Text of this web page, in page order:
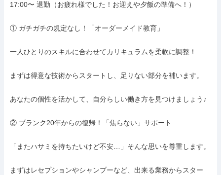
17:00〜 退勤（お疲れ様でした！お迎えや夕飯の準備へ！）
① ガチガチの規定なし！「オーダーメイド教育」
一人ひとりのスキルに合わせてカリキュラムを柔軟に調整！
まずは得意な技術からスタートし、足りない部分を補います。
あなたの個性を活かして、自分らしい働き方を見つけましょう♪
② ブランク20年からの復帰！「焦らない」サポート
「またハサミを持ちたいけど不安…」そんな思いを尊重します。
まずはレセプションやシャンプーなど、出来る業務からスター